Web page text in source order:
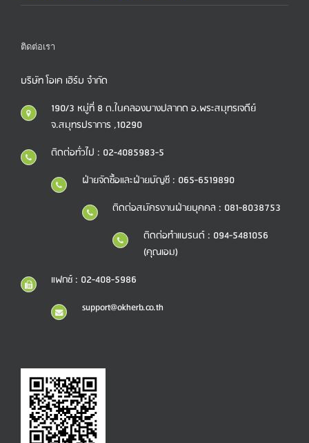
ติดต่อเรา
บริษัท โอเค เฮิร์บ จำกัด
190/3 หมู่ที่ 8 ต.ในคลองบางปลากด อ.พระสมุทรเจดีย์
จ.สมุทรปราการ ,10290
ติดต่อทั่วไป : 02-4085983-5
ฝ่ายจัดซื้อและฝ่ายบัญชี : 065-6519890
ติดต่อสมัครงานฝ่ายบุคคล : 081-8038753
ติดต่อทำแบรนด์ : 094-5481056
(คุณเอม)
แฟกซ์ : 02-408-5986
support@okherb.co.th